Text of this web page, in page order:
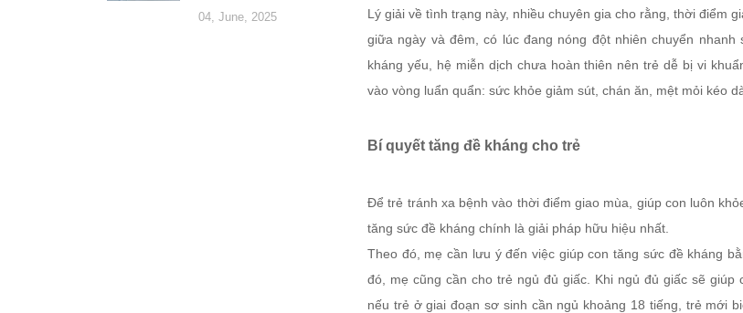
Lý giải về tình trạng này, nhiều chuyên gia cho rằng, thời điểm
giữa ngày và đêm, có lúc đang nóng đột nhiên chuyển
kháng yếu, hệ miễn dịch chưa hoàn thiên nên trẻ dễ bị vi
vào vòng luẩn quẩn: sức khỏe giảm sút, chán ăn, mệt mỏi kéo
Bí quyết tăng đề kháng cho trẻ
Để trẻ tránh xa bệnh vào thời điểm giao mùa, giúp con luôn
tăng sức đề kháng chính là giải pháp hữu hiệu nhất.
Theo đó, mẹ cần lưu ý đến việc giúp con tăng sức đề kháng
đó, mẹ cũng cần cho trẻ ngủ đủ giấc. Khi ngủ đủ giấc sẽ
nếu trẻ ở giai đoạn sơ sinh cần ngủ khoảng 18 tiếng, trẻ mới
04, June, 2025